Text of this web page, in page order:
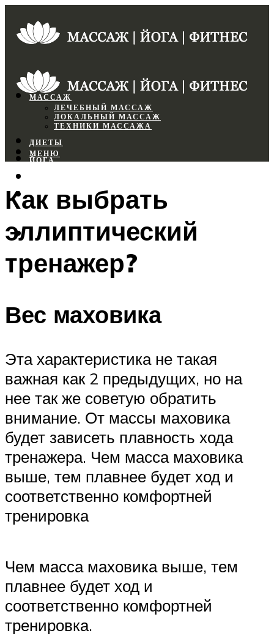
МАССАЖ
ЛЕЧЕБНЫЙ МАССАЖ
ЛОКАЛЬНЫЙ МАССАЖ
ТЕХНИКИ МАССАЖА
ДИЕТЫ
ЙОГА
ФИТНЕС
МЕНЮ
МЕНЮ
Как выбрать
эллиптический
тренажер?
Вес маховика
Эта характеристика не такая
важная как 2 предыдущих, но на
нее так же советую обратить
внимание. От массы маховика
будет зависеть плавность хода
тренажера. Чем масса маховика
выше, тем плавнее будет ход и
соответственно комфортней
тренировка
Чем масса маховика выше, тем
плавнее будет ход и
соответственно комфортней
тренировка.